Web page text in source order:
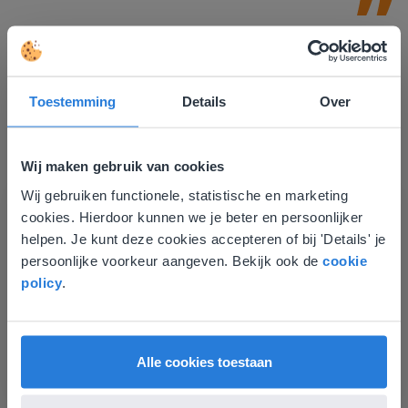
Toestemming Details Over
Wij maken gebruik van cookies
Wij gebruiken functionele, statistische en marketing
cookies. Hierdoor kunnen we je beter en persoonlijker
helpen. Je kunt deze cookies accepteren of bij 'Details' je
persoonlijke voorkeur aangeven. Bekijk ook de cookie
policy
Alle cookies toestaan
Ontdek meer
Groep 8, Blok 9, Week 3, Les 11
Deze website komt niet
overeen met je locatie
Gezien je locatie, denken we dat je misschien
liever naar de website voor English gaat. Hier
English
Vlaanderen